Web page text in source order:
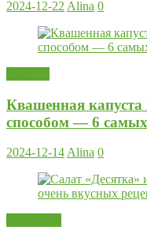
2024-12-22 Alina 0
Квашенная капуста
способом — 6
2024-12-14 Alina 0